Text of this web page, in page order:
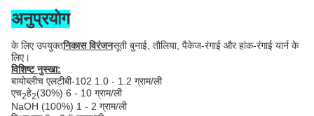
अनुप्रयोग
के लिए उपयुक्तनिकास विरंजनसूती बुनाई, तौलिया, पैकेज-रंगाई और हांक-रंगाई यार्न के
लिए।
विशिष्ट नुस्खा:
बायोब्लीच एलटीबी-102 1.0 - 1.2 ग्राम/ली
एच2हे2(30%) 6 - 10 ग्राम/ली
NaOH (100%) 1 - 2 ग्राम/ली